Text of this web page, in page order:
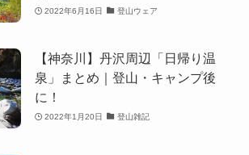
2022年6月16日 登山ウェア
【神奈川】丹沢周辺「日帰り温
泉」まとめ｜登山・キャンプ後
に！
2022年1月20日 登山雑記